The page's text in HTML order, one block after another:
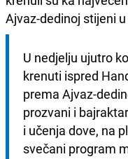
Ajvaz-dedinoj stijeni
U nedjelju ujutro
krenuti ispred
prema Ajvaz-
prozvani i
i učenja dove, na
svečani program